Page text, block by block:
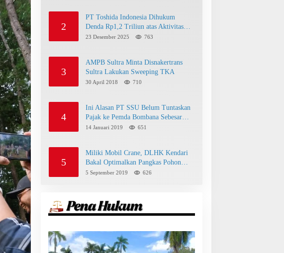
2
PT Toshida Indonesia Dihukum
Denda Rp1,2 Triliun atas Aktivitas
Tambang Ilegal
23 Desember 2025 763
3
AMPB Sultra Minta Disnakertrans
Sultra Lakukan Sweeping TKA
30 April 2018 710
4
Ini Alasan PT SSU Belum Tuntaskan
Pajak ke Pemda Bombana Sebesar
Rp8 Miliar
14 Januari 2019 651
5
Miliki Mobil Crane, DLHK Kendari
Bakal Optimalkan Pangkas Pohon
Peneduh
5 September 2019 626